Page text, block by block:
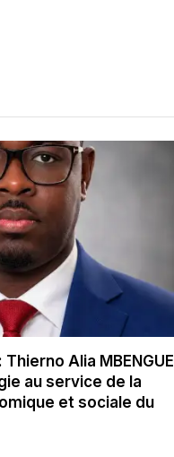
Alia MBENGUE
au service de la
et sociale du